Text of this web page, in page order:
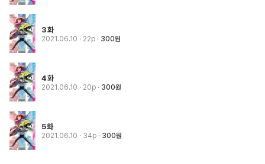
3화
2021.06.10 · 22p 300원
4화
2021.06.10 · 20p 300원
5화
2021.06.10 · 34p 300원